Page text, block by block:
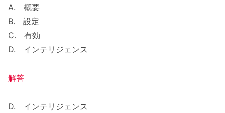
A. 概要
B. 設定
C. 有効
D. インテリジェンス
解答
D. インテリジェンス